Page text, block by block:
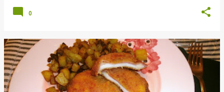
0